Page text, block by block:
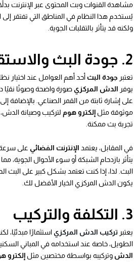
مشاهدة القنوات وبث المحتوى عبر الإنترنت
يُستخدم هذا النظام في المناطق التي تفتقر إلى
ولكنه قد يتأثر بالتقلبات الجوية.
2. جودة البث والاستقرار
تعتبر جودة البث أحد أهم العوامل عند اختيار
يوفر الدش المركزي صورة واضحة وصوتًا نقيًا
على إشارة ثابتة من القمر الصناعي. بالإضافة
موثوقة مثل إلكترو هوم لتركيب وصيانة
تجربة بث ممكنة.
في المقابل، يعتمد الإنترنت الفضائي على سرعة
يتأثر بازدحام الشبكة أو سوء الأحوال الجوية،
البث. لذا، إذا كنت تعتمد بشكل كبير على البث
يكون الدش المركزي الخيار الأفضل لك.
3. التكلفة والتركيب
يعتبر تركيب الدش المركزي استثمارًا مبدئيًا،
الطويل، خاصة عند استخدامه في المباني السكنية
الدش وتركيبه بواسطة مختصين مثل إلكترو